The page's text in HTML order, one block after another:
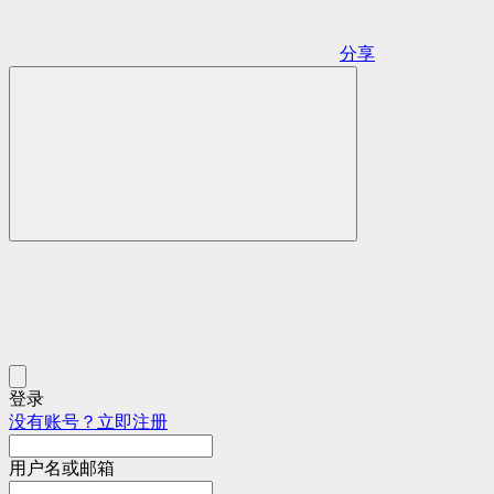
分享
登录
没有账号？立即注册
用户名或邮箱